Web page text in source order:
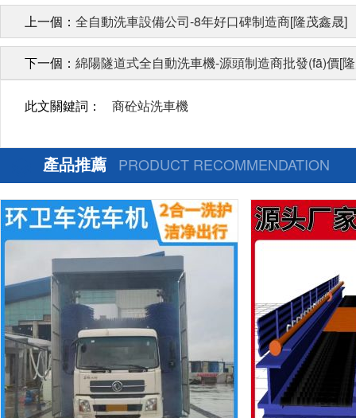
上一個： 全自動洗車設備公司-8年好口碑制造商[隆茂鑫晟]
下一個： 綿陽隧道式全自動洗車機-源頭制造商批發(fā)價[
此文關鍵詞： 商砼站洗車機
產品推薦 PRODUCT RECOMMENDATION